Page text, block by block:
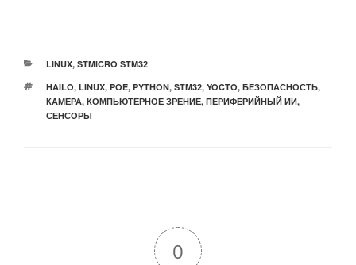
РУБРИКИ
LINUX, STMICRO STM32
МЕТКИ
HAILO, LINUX, POE, PYTHON, STM32, YOCTO, БЕЗОПАСНОСТЬ,
КАМЕРА, КОМПЬЮТЕРНОЕ ЗРЕНИЕ, ПЕРИФЕРИЙНЫЙ ИИ,
СЕНСОРЫ
0